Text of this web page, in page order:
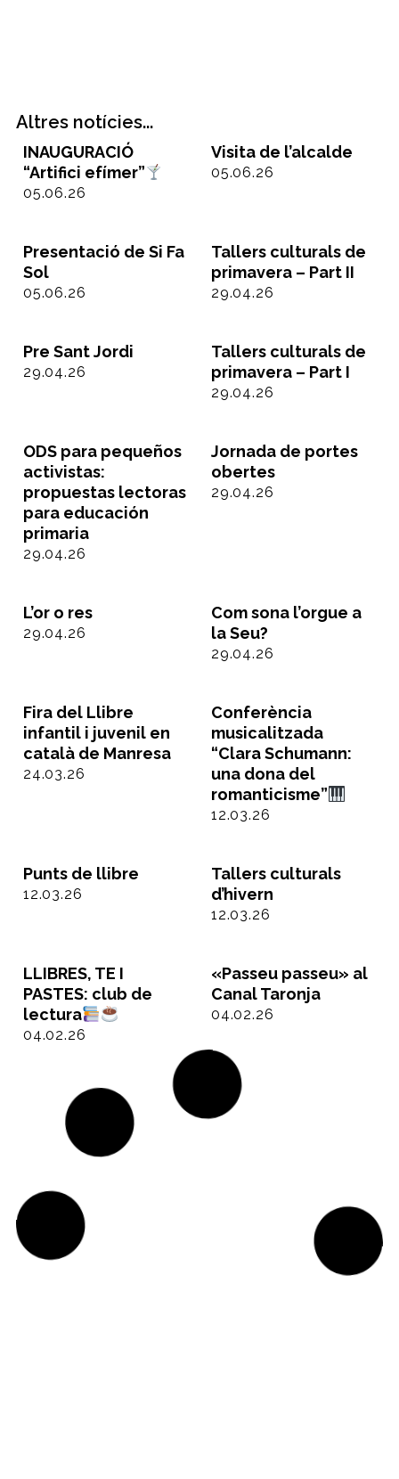
Altres notícies...
INAUGURACIÓ
“Artifici efímer”
05.06.26
Visita de l’alcalde
05.06.26
Presentació de Si Fa
Sol
05.06.26
Tallers culturals de
primavera – Part II
29.04.26
Pre Sant Jordi
29.04.26
Tallers culturals de
primavera – Part I
29.04.26
ODS para pequeños
activistas:
propuestas lectoras
para educación
primaria
29.04.26
Jornada de portes
obertes
29.04.26
L’or o res
29.04.26
Com sona l’orgue a
la Seu?
29.04.26
Fira del Llibre
infantil i juvenil en
català de Manresa
24.03.26
Conferència
musicalitzada
“Clara Schumann:
una dona del
romanticisme”
12.03.26
Punts de llibre
12.03.26
Tallers culturals
d’hivern
12.03.26
LLIBRES, TE I
PASTES: club de
lectura
04.02.26
«Passeu passeu» al
Canal Taronja
04.02.26